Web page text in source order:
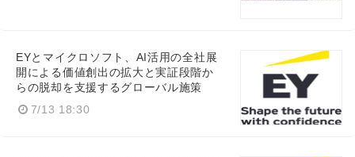
EYとマイクロソフト、AI活用の全社展
開による価値創出の拡大と実証段階か
らの脱却を支援するグローバル施策
7/13 18:30